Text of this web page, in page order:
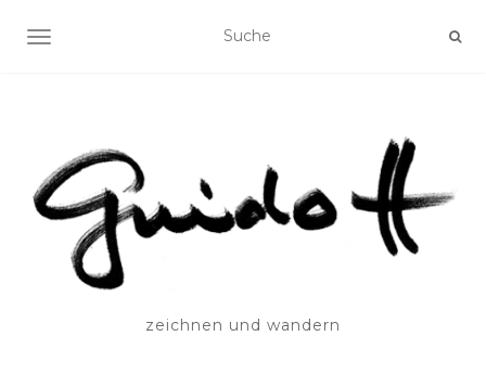
SCHALTE NAVIGATION
zeichnen und wandern